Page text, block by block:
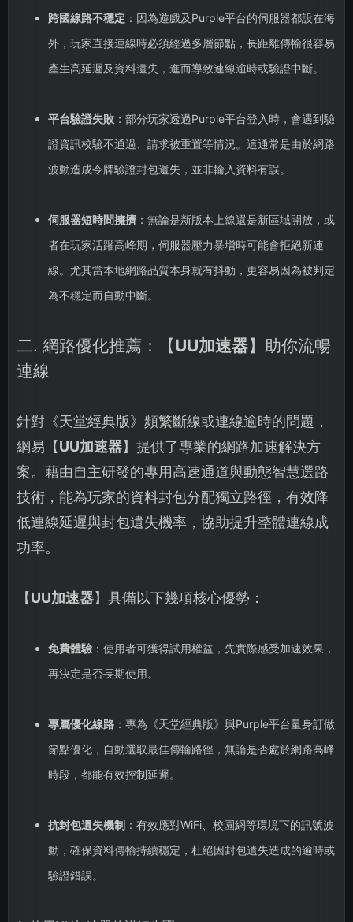
跨國線路不穩定 ：因為遊戲及Purple平台的伺服器都設在海
外，玩家直接連線時必須經過多層節點，長距離傳輸很容易
產生高延遲及資料遺失，進而導致連線逾時或驗證中斷。
平台驗證失敗：部分玩家透過Purple平台登入時，會遇到驗
證資訊校驗不通過、請求被重置等情況。這通常是由於網路
波動造成令牌驗證封包遺失，並非輸入資料有誤。
伺服器短時間擁擠：無論是新版本上線還是新區域開放，或
者在玩家活躍高峰期，伺服器壓力暴增時可能會拒絕新連
線。尤其當本地網路品質本身就有抖動，更容易因為被判定
為不穩定而自動中斷。
二. 網路優化推薦：【UU加速器】助你流暢
連線
針對《天堂經典版》頻繁斷線或連線逾時的問題，
網易【UU加速器】提供了專業的網路加速解決方
案。藉由自主研發的專用高速通道與動態智慧選路
技術，能為玩家的資料封包分配獨立路徑，有效降
低連線延遲與封包遺失機率，協助提升整體連線成
功率。
【UU加速器】具備以下幾項核心優勢：
免費體驗：使用者可獲得試用權益，先實際感受加速效果，
再決定是否長期使用。
專屬優化線路：專為《天堂經典版》與Purple平台量身訂做
節點優化，自動選取最佳傳輸路徑，無論是否處於網路高峰
時段，都能有效控制延遲。
抗封包遺失機制 ：有效應對WiFi、校園網等環境下的訊號波
動，確保資料傳輸持續穩定，杜絕因封包遺失造成的逾時或
驗證錯誤。